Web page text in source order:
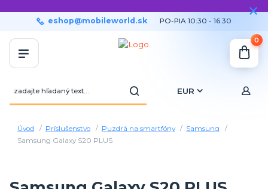
EUR
eshop@mobileworld.sk PO-PIA 10:30 - 16:30
0
Úvod Príslušenstvo Puzdrá na smartfóny
Samsung
Samsung Galaxy S20 PLUS